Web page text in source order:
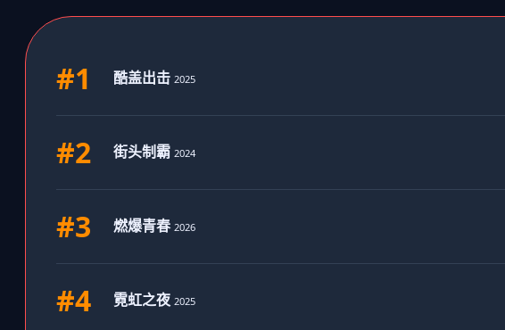
#1 酷盖出击 2025
#2 街头制霸 2024
#3 燃爆青春 2026
#4 霓虹之夜 2025